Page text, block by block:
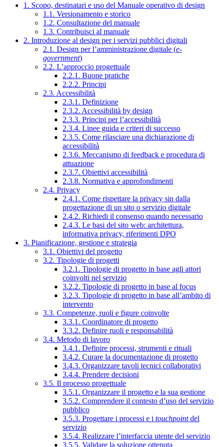
1. Scopo, destinatari e uso del Manuale operativo di design
1.1. Versionamento e storico
1.2. Consultazione del manuale
1.3. Contribuisci al manuale
2. Introduzione al design per i servizi pubblici digitali
2.1. Design per l’amministrazione digitale (e-
government)
2.2. L’approccio progettuale
2.2.1. Buone pratiche
2.2.2. Principi
2.3. Accessibilità
2.3.1. Definizione
2.3.2. Accessibilità by design
2.3.3. Principi per l’accessibilità
2.3.4. Linee guida e criteri di successo
2.3.5. Come rilasciare una dichiarazione di
accessibilità
2.3.6. Meccanismo di feedback e procedura di
attuazione
2.3.7. Obiettivi accessibilità
2.3.8. Normativa e approfondimenti
2.4. Privacy
2.4.1. Come rispettare la privacy sin dalla
progettazione di un sito o servizio digitale
2.4.2. Richiedi il consenso quando necessario
2.4.3. Le basi del sito web: architettura,
informativa privacy, riferimenti DPO
3. Pianificazione, gestione e strategia
3.1. Obiettivi del progetto
3.2. Tipologie di progetti
3.2.1. Tipologie di progetto in base agli attori
coinvolti nel servizio
3.2.2. Tipologie di progetto in base al focus
3.2.3. Tipologie di progetto in base all’ambito di
intervento
3.3. Competenze, ruoli e figure coinvolte
3.3.1. Coordinatore di progetto
3.3.2. Definire ruoli e responsabilità
3.4. Metodo di lavoro
3.4.1. Definire processi, strumenti e rituali
3.4.2. Curare la documentazione di progetto
3.4.3. Organizzare tavoli tecnici collaborativi
3.4.4. Prendere decisioni
3.5. Il processo progettuale
3.5.1. Organizzare il progetto e la sua gestione
3.5.2. Comprendere il contesto d’uso del servizio
pubblico
3.5.3. Progettare i processi e i touchpointdel
servizio
3.5.4. Realizzare l’interfaccia utente del servizio
3.5.5. Validare la soluzione ottenuta